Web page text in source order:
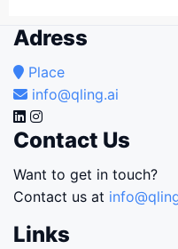
Adress
Place
info@qling.ai
Contact Us
Want to get in touch?
Contact us at
Links